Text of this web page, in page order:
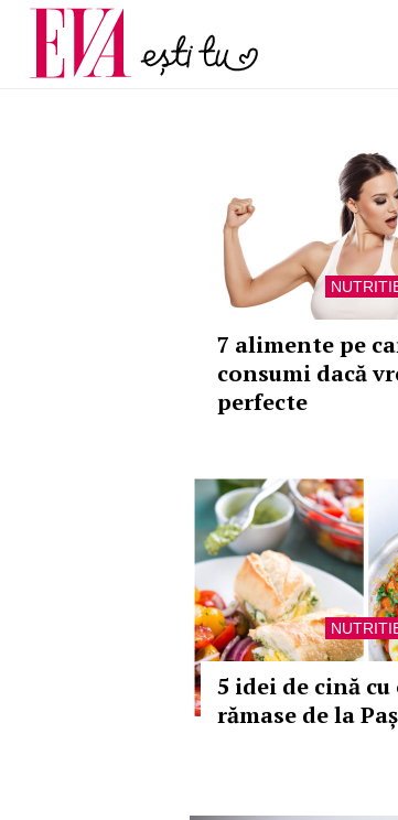
7 alimente pe
consumi dacă
perfecte
5 idei de cină cu
rămase de la
Carieră
Actualitate
pe